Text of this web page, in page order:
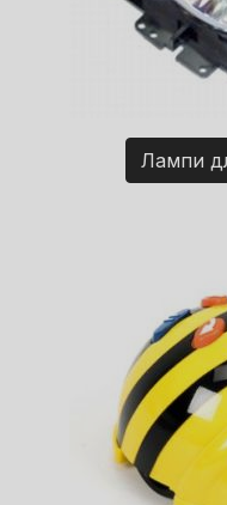
Лампи